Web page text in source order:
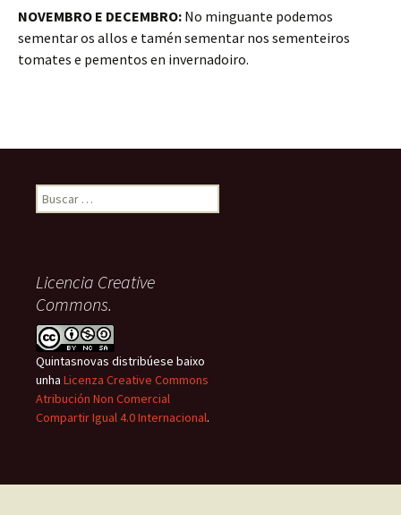
NOVEMBRO E DECEMBRO: No minguante podemos
sementar os allos e tamén sementar nos sementeiros
tomates e pementos en invernadoiro.
Buscar:
Licencia Creative
Commons.
Quintasnovas distribúese baixo
unha Licenza Creative Commons
Atribución Non Comercial
Compartir Igual 4.0 Internacional.